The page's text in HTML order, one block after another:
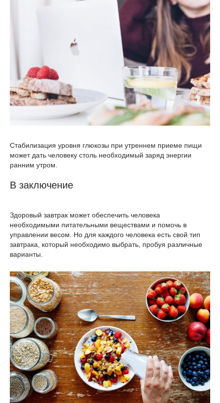
Стабилизация уровня глюкозы при утреннем приеме пищи
может дать человеку столь необходимый заряд энергии
ранним утром.
В заключение
Здоровый завтрак может обеспечить человека
необходимыми питательными веществами и помочь в
управлении весом. Но для каждого человека есть свой тип
завтрака, который необходимо выбрать, пробуя различные
варианты.